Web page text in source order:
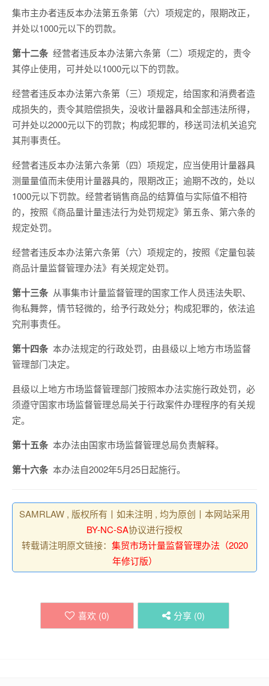
集市主办者违反本办法第五条第（六）项规定的，限期改正，
并处以1000元以下的罚款。
第十二条 经营者违反本办法第六条第（二）项规定的，责令
其停止使用，可并处以1000元以下的罚款。
经营者违反本办法第六条第（三）项规定，给国家和消费者造
成损失的，责令其赔偿损失，没收计量器具和全部违法所得，
可并处以2000元以下的罚款；构成犯罪的，移送司法机关追究
其刑事责任。
经营者违反本办法第六条第（四）项规定，应当使用计量器具
测量量值而未使用计量器具的，限期改正；逾期不改的，处以
1000元以下罚款。经营者销售商品的结算值与实际值不相符
的，按照《商品量计量违法行为处罚规定》第五条、第六条的
规定处罚。
经营者违反本办法第六条第（六）项规定的，按照《定量包装
商品计量监督管理办法》有关规定处罚。
第十三条 从事集市计量监督管理的国家工作人员违法失职、
徇私舞弊，情节轻微的，给予行政处分；构成犯罪的，依法追
究刑事责任。
第十四条 本办法规定的行政处罚，由县级以上地方市场监督
管理部门决定。
县级以上地方市场监督管理部门按照本办法实施行政处罚，必
须遵守国家市场监督管理总局关于行政案件办理程序的有关规
定。
第十五条 本办法由国家市场监督管理总局负责解释。
第十六条 本办法自2002年5月25日起施行。
SAMRLAW , 版权所有丨如未注明 , 均为原创丨本网站采用
BY-NC-SA协议进行授权
转载请注明原文链接： 集贸市场计量监督管理办法（2020
年修订版）
喜欢 (0) 分享 (0)